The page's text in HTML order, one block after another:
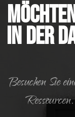
in der
Besuchen Sie